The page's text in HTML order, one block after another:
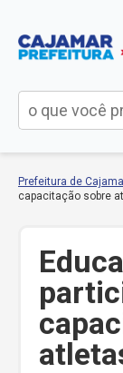
Prefeitura de
capacitação sobre